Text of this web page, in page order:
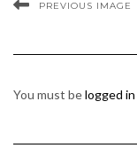
PREVIOUS IMAGE
You must belogged in